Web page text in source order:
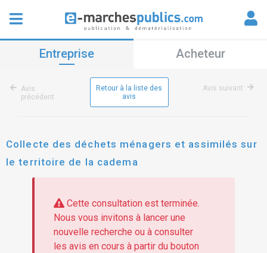
Entreprise Acheteur
Avis
précédent
Retour à la liste des
avis
Avis suivant
Collecte des déchets ménagers et assimilés sur
le territoire de la cadema
Cette consultation est terminée.
Nous vous invitons à lancer une
nouvelle recherche ou à consulter
les avis en cours à partir du bouton